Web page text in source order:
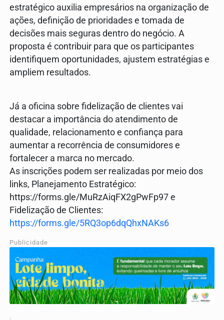
estratégico auxilia empresários na organização de
ações, definição de prioridades e tomada de
decisões mais seguras dentro do negócio. A
proposta é contribuir para que os participantes
identifiquem oportunidades, ajustem estratégias e
ampliem resultados.
Já a oficina sobre fidelização de clientes vai
destacar a importância do atendimento de
qualidade, relacionamento e confiança para
aumentar a recorrência de consumidores e
fortalecer a marca no mercado.
As inscrições podem ser realizadas por meio dos
links, Planejamento Estratégico:
https://forms.gle/MuRzAiqFX2gPwFp97 e
Fidelização de Clientes:
https://forms.gle/5RQ3op6dqQhxNAKs6
Publicidade